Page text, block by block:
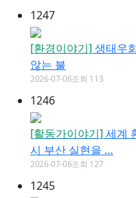
1247
[환경이야기] 생태우
않는 불
2026-07-06조회 113
1246
[활동가이야기] 세계
시 부산 실현을 …
2026-07-06조회 127
1245